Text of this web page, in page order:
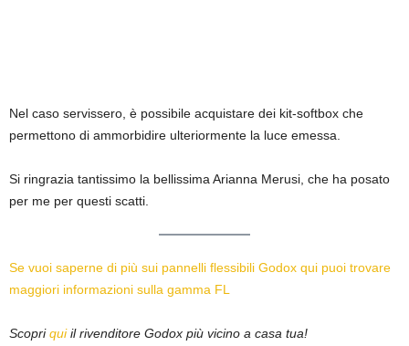
Nel caso servissero, è possibile acquistare dei kit-softbox che
permettono di ammorbidire ulteriormente la luce emessa.
Si ringrazia tantissimo la bellissima Arianna Merusi, che ha posato
per me per questi scatti.
Se vuoi saperne di più sui pannelli flessibili Godox qui puoi trovare
maggiori informazioni sulla gamma FL
Scopriquiil rivenditore Godox più vicino a casa tua!